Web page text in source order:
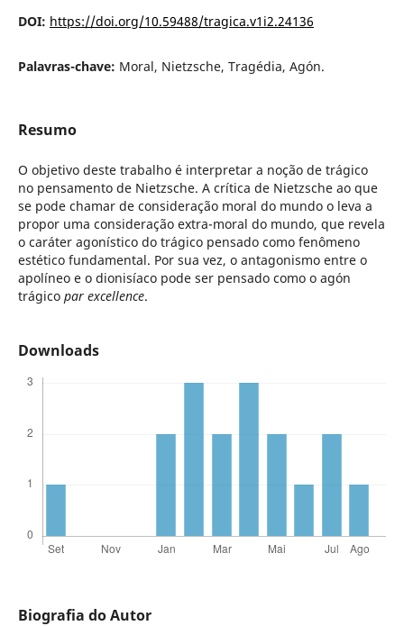
DOI: https://doi.org/10.59488/tragica.v1i2.24136
Palavras-chave: Moral, Nietzsche, Tragédia, Agón.
Resumo
O objetivo deste trabalho é interpretar a noção de trágico
no pensamento de Nietzsche. A crítica de Nietzsche ao que
se pode chamar de consideração moral do mundo o leva a
propor uma consideração extra-moral do mundo, que revela
o caráter agonístico do trágico pensado como fenômeno
estético fundamental. Por sua vez, o antagonismo entre o
apolíneo e o dionisíaco pode ser pensado como o agón
trágico par excellence.
Downloads
Biografia do Autor